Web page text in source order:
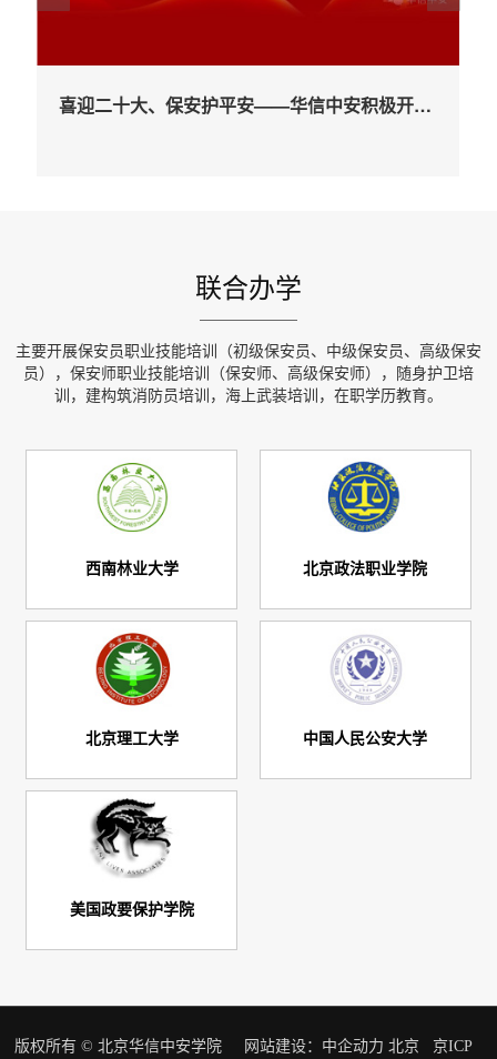
喜迎二十大、保安护平安——华信中安积极开展2022年全国保安服务行业主题宣传日系列活动（一）
联合办学
主要开展保安员职业技能培训（初级保安员、中级保安员、高级保安
员），保安师职业技能培训（保安师、高级保安师），随身护卫培
训，建构筑消防员培训，海上武装培训，在职学历教育。
西南林业大学 北京政法职业学院
北京理工大学 中国人民公安大学
美国政要保护学院
版权所有 © 北京华信中安学院 网站建设： 中企动力 北京 京ICP